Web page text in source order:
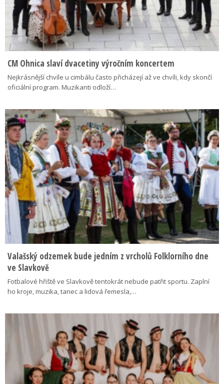
CM Ohnica slaví dvacetiny výročním koncertem
Nejkrásnější chvíle u cimbálu často přicházejí až ve chvíli, kdy skončí
oficiální program. Muzikanti odloží…
Valašský odzemek bude jedním z vrcholů Folklorního dne
ve Slavkově
Fotbalové hřiště ve Slavkově tentokrát nebude patřit sportu. Zaplní
ho kroje, muzika, tanec a lidová řemesla,…